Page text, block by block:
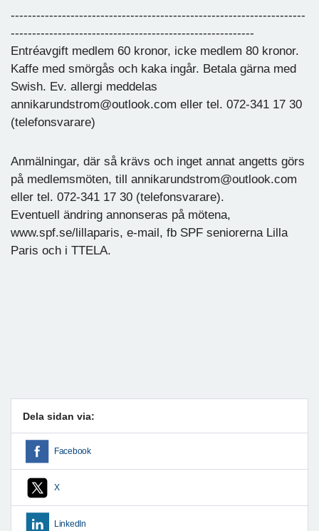
---------------------------------------------------------------------
---------------------------------------------------------
Entréavgift medlem 60 kronor, icke medlem 80 kronor.
Kaffe med smörgås och kaka ingår. Betala gärna med
Swish. Ev. allergi meddelas
annikarundstrom@outlook.com eller tel. 072-341 17 30
(telefonsvarare)
Anmälningar, där så krävs och inget annat angetts görs
på medlemsmöten, till annikarundstrom@outlook.com
eller tel. 072-341 17 30 (telefonsvarare).
Eventuell ändring annonseras på mötena,
www.spf.se/lillaparis, e-mail, fb SPF seniorerna Lilla
Paris och i TTELA.
Dela sidan via:
Facebook
X
LinkedIn